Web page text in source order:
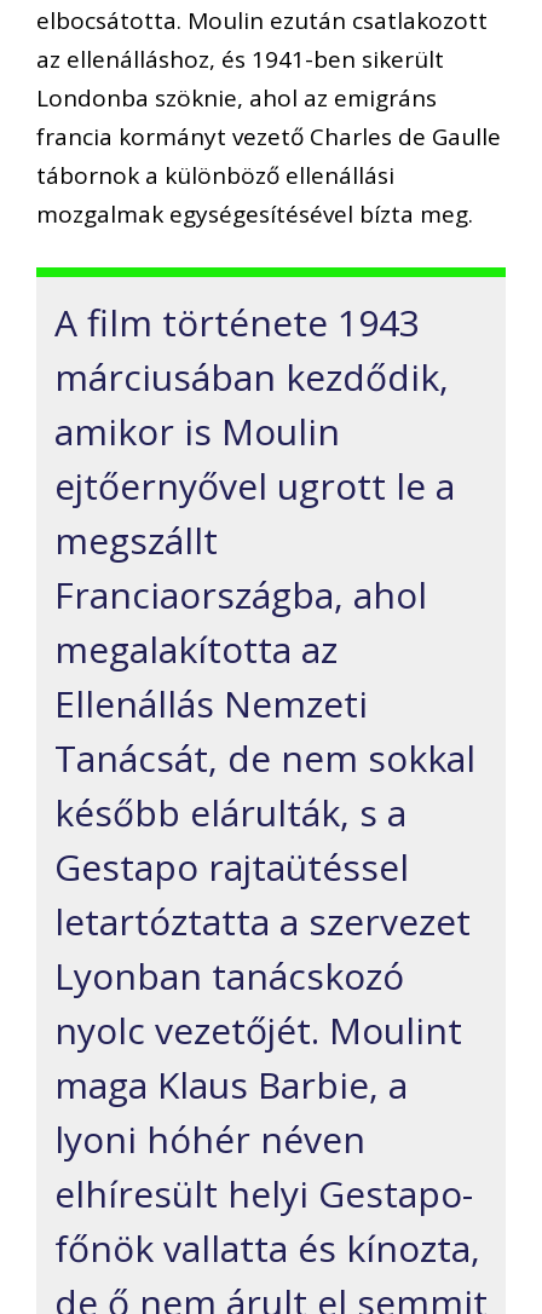
elbocsátotta. Moulin ezután csatlakozott
az ellenálláshoz, és 1941-ben sikerült
Londonba szöknie, ahol az emigráns
francia kormányt vezető Charles de Gaulle
tábornok a különböző ellenállási
mozgalmak egységesítésével bízta meg.
A film története 1943
márciusában kezdődik,
amikor is Moulin
ejtőernyővel ugrott le a
megszállt
Franciaországba, ahol
megalakította az
Ellenállás Nemzeti
Tanácsát, de nem sokkal
később elárulták, s a
Gestapo rajtaütéssel
letartóztatta a szervezet
Lyonban tanácskozó
nyolc vezetőjét. Moulint
maga Klaus Barbie, a
lyoni hóhér néven
elhíresült helyi Gestapo-
főnök vallatta és kínozta,
de ő nem árult el semmit